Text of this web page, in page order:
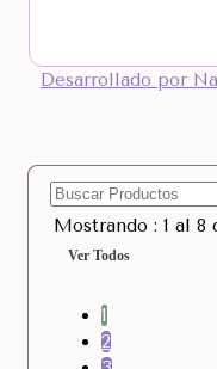
Desarrollado por
Mostrando : 1 al 8
Ver Todos
1
2